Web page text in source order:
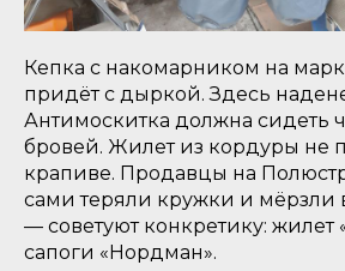
Кепка с накомарником на
придёт с дыркой. Здесь
Антимоскитка должна сидеть
бровей. Жилет из кордуры не
крапиве. Продавцы на
сами теряли кружки и мёрзли
— советуют конкретику: жилет
сапоги «Нордман».